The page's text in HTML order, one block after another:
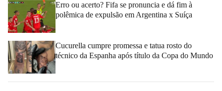
Erro ou acerto? Fifa se pronuncia e dá fim à
polêmica de expulsão em Argentina x Suíça
Cucurella cumpre promessa e tatua rosto do
técnico da Espanha após título da Copa do Mundo